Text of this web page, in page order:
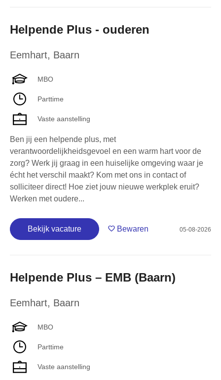
Helpende Plus - ouderen
Eemhart, Baarn
MBO
Parttime
Vaste aanstelling
Ben jij een helpende plus, met
verantwoordelijkheidsgevoel en een warm hart voor de
zorg? Werk jij graag in een huiselijke omgeving waar je
écht het verschil maakt? Kom met ons in contact of
solliciteer direct! Hoe ziet jouw nieuwe werkplek eruit?
Werken met oudere...
Bekijk vacature Bewaren 05-08-2026
Helpende Plus – EMB (Baarn)
Eemhart, Baarn
MBO
Parttime
Vaste aanstelling